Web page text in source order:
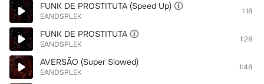
FUNK DE PROSTITUTA (Speed Up)
EANDSPLEK
1:18
FUNK DE PROSTITUTA
EANDSPLEK
1:28
AVERSÃO (Super Slowed)
EANDSPLEK
1:48